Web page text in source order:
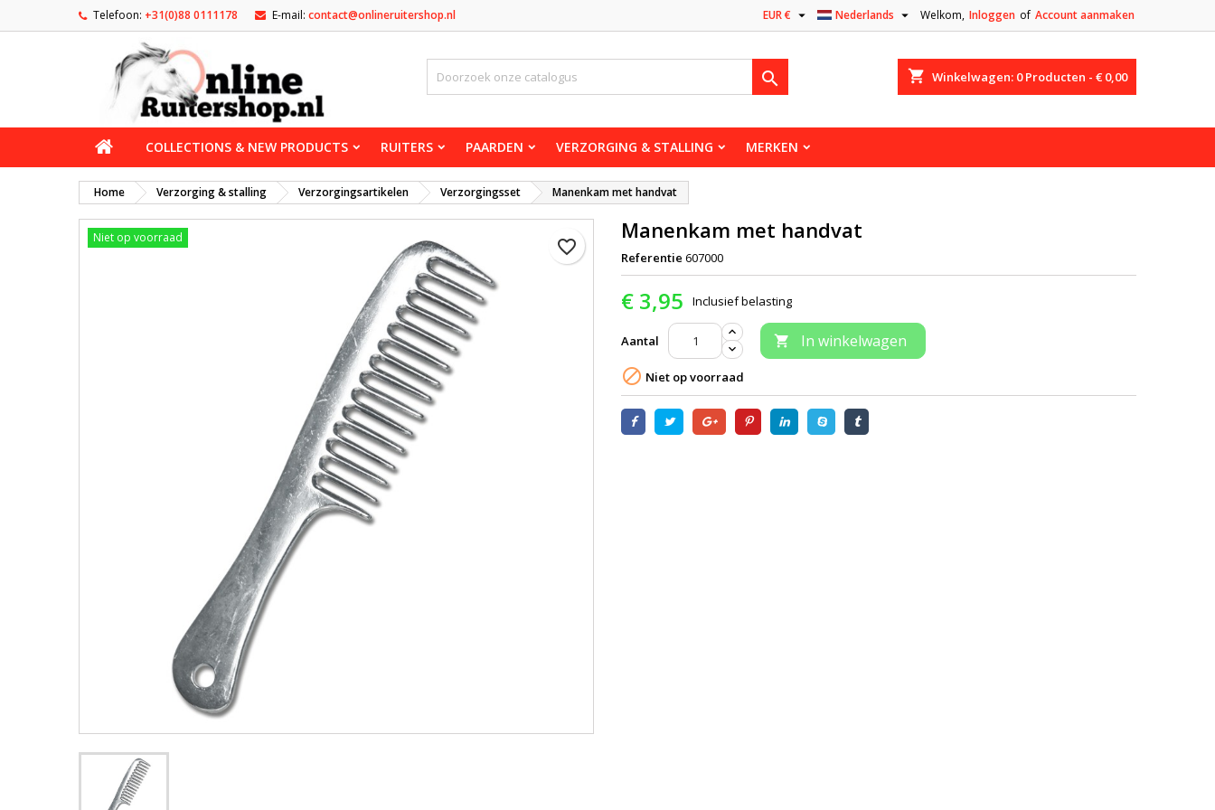
Telefoon: +31(0)88 0111178 E-mail: contact@onlineruitershop.nl Welkom, Inloggen of Account aanmaken
Nederlands 
EUR € 
shopping_cart Winkelwagen: 0Producten - € 0,00

COLLECTIONS & NEW PRODUCTS RUITERS PAARDEN VERZORGING & STALLING MERKEN
Home Verzorging & stalling Verzorgingsartikelen Verzorgingsset Manenkam met handvat
favorite_border
Niet op voorraad Manenkam met handvat
Referentie 607000
€ 3,95 Inclusief belasting
Aantal  In winkelwagen
 Niet op voorraad